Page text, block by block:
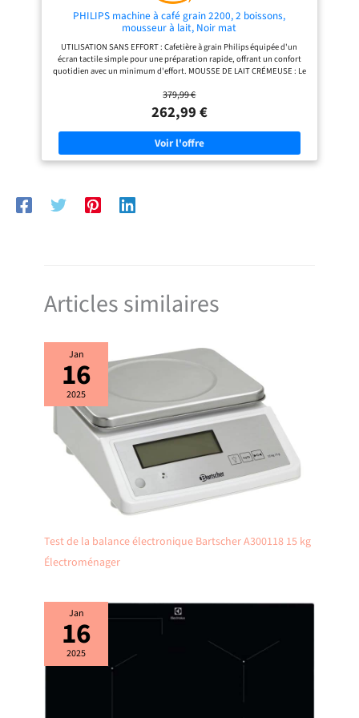
PARFAIT. C’EST PERFETTO. Du café
du matin au cappuccino du du
chaque gorgée en un moment de
pur plaisir.
PHILIPS machine à café grain 2200, 2 boissons,
mousseur à lait, Noir mat
UTILISATION SANS EFFORT : Cafetière à grain Philips équipée d'un
écran tactile simple pour une préparation rapide, offrant un confort
quotidien avec un minimum d'effort. MOUSSE DE LAIT CRÉMEUSE : Le
parfaite pour les cappuccinos et les cafés au lait. SPÉCIALITÉS DE CAFÉ
PERSONNALISABLES : Ajustez facilement la taille de la mouture,
l'intensité du café, la quantité et la température selon vos préférences
personnelles. NETTOYAGE FACILE : Le mousseur à lait classique ne
comprend que deux pièces et elles sont compatibles lave-vaisselle, ce
qui rend le nettoyage quotidien rapide et sans contrainte. COMPATIBLE
FILTRE AQUACLEAN : Réduit la formation de calcaire, minimisant le
379,99 €
262,99 €
Articles similaires
Jan
16
2025
Test de la balance électronique Bartscher A300118 15 kg
Électroménager
Jan
16
2025